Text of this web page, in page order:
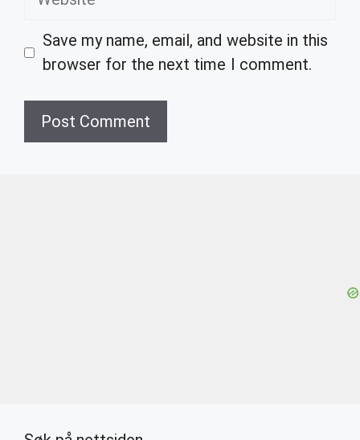
Save my name, email, and website in this
browser for the next time I comment.